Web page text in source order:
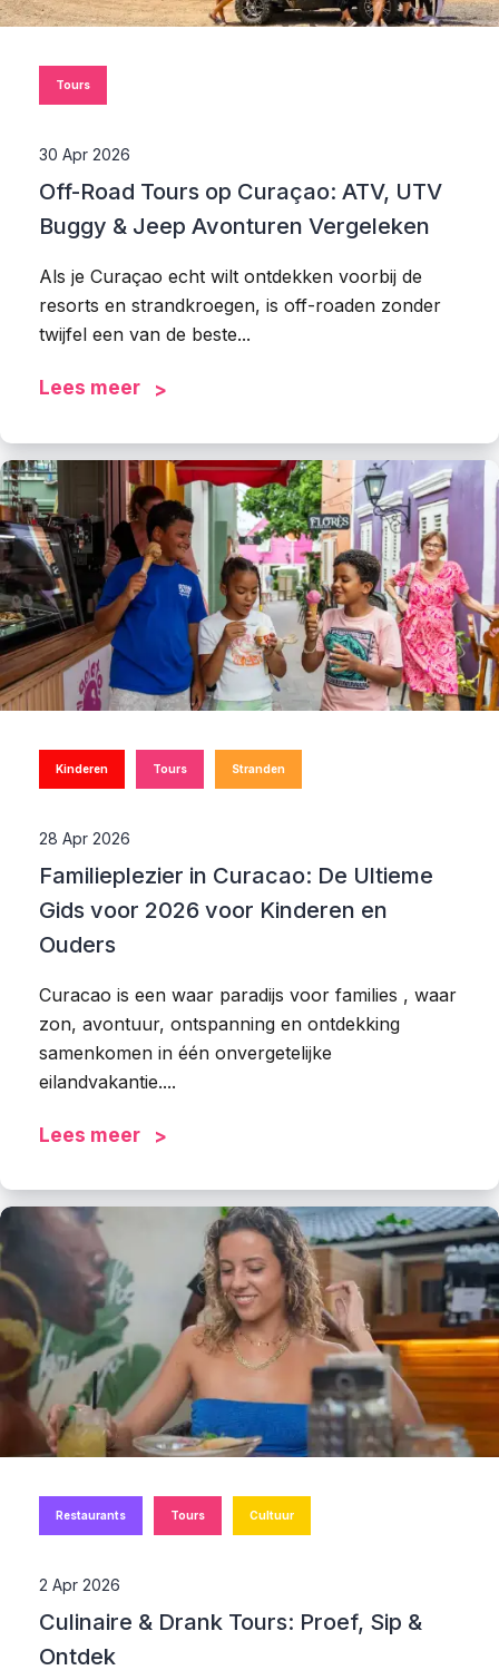
Tours
30 Apr 2026
Off-Road Tours op Curaçao: ATV, UTV
Buggy & Jeep Avonturen Vergeleken
Als je Curaçao echt wilt ontdekken voorbij de
resorts en strandkroegen, is off-roaden zonder
twijfel een van de beste...
Lees meer
Kinderen Tours Stranden
28 Apr 2026
Familieplezier in Curacao: De Ultieme
Gids voor 2026 voor Kinderen en
Ouders
Curacao is een waar paradijs voor families , waar
zon, avontuur, ontspanning en ontdekking
samenkomen in één onvergetelijke
eilandvakantie....
Lees meer
Restaurants Tours Cultuur
2 Apr 2026
Culinaire & Drank Tours: Proef, Sip &
Ontdek